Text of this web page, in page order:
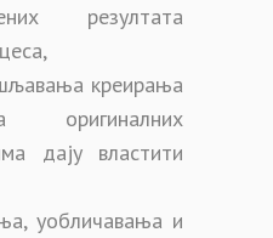
резултата
креирања
оригиналних
дају властити
уобличавања и